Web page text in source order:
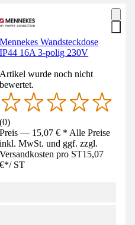
Mennekes Wandsteckdose
IP44 16A 3-polig 230V
Artikel wurde noch nicht
bewertet.
(0)
Preis — 15,07 € * Alle Preise
inkl. MwSt. und ggf. zzgl.
Versandkosten pro ST15,07
€*/ ST